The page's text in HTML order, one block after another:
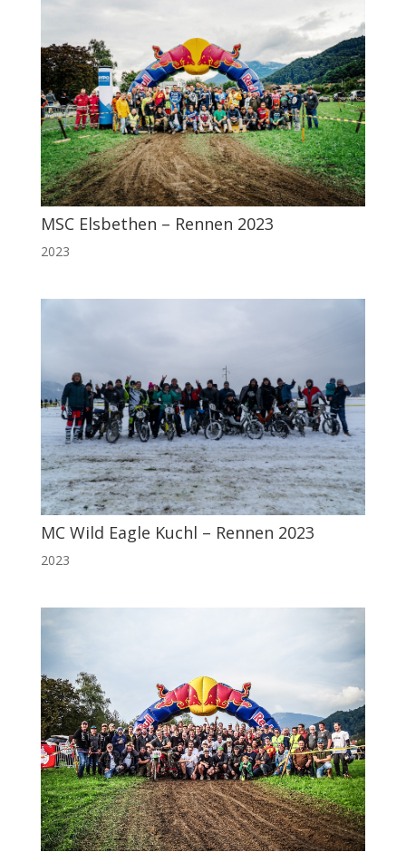
MSC Elsbethen – Rennen 2023
2023
MC Wild Eagle Kuchl – Rennen 2023
2023